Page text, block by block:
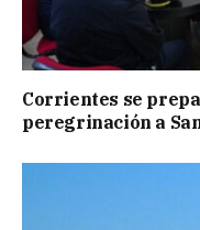
Corrientes se
peregrinación a